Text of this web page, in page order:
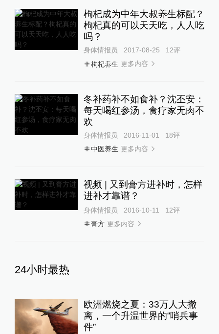
枸杞成为中年大叔养生标配？
枸杞真的可以天天吃，人人吃
吗？
身体情报员 2017-08-25 12评
枸杞养生 更多内容
冬补药补不如食补？沈丕安：
每天喝红参汤，食疗家无肉不
欢
身体情报员 2016-11-01 18评
中医养生 更多内容
视频 | 又到膏方进补时，怎样
进补才靠谱？
身体情报员 2016-10-11 12评
膏方 更多内容
24小时最热
欧洲燃烧之夏：33万人大撤
离，一个升温世界的“哨兵事
件”